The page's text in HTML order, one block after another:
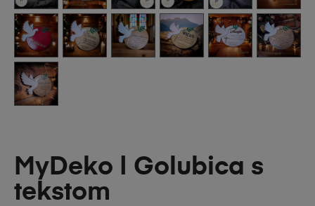
MyDeko | Golubica s
tekstom